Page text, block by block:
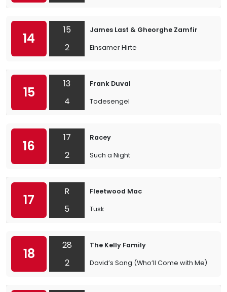
14
15
2
James Last & Gheorghe Zamfir
Einsamer Hirte
15
13
4
Frank Duval
Todesengel
16
17
2
Racey
Such a Night
17
R
5
Fleetwood Mac
Tusk
18
28
2
The Kelly Family
David’s Song (Who’ll Come with Me)